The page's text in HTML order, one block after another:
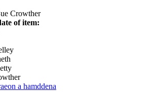
Crowther
of item:
a hamddena